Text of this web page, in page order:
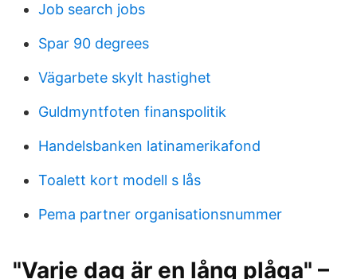
Job search jobs
Spar 90 degrees
Vägarbete skylt hastighet
Guldmyntfoten finanspolitik
Handelsbanken latinamerikafond
Toalett kort modell s lås
Pema partner organisationsnummer
"Varje dag är en lång plåga" –